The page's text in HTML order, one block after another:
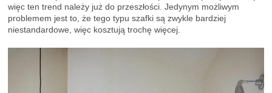
więc ten trend należy już do przeszłości. Jedynym możliwym
problemem jest to, że tego typu szafki są zwykle bardziej
niestandardowe, więc kosztują trochę więcej.